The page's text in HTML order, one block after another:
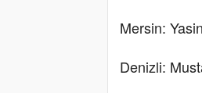
Mersin:
Denizli: